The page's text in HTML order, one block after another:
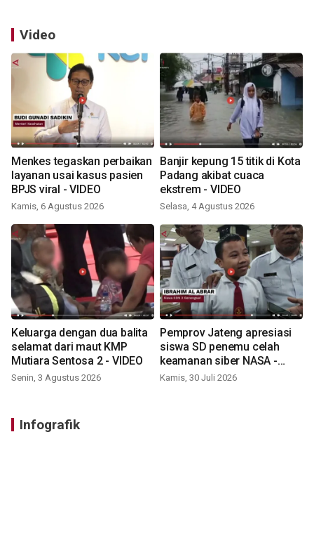
Video
Menkes tegaskan perbaikan
layanan usai kasus pasien
BPJS viral - VIDEO
Kamis, 6 Agustus 2026
Banjir kepung 15 titik di Kota
Padang akibat cuaca
ekstrem - VIDEO
Selasa, 4 Agustus 2026
Keluarga dengan dua balita
selamat dari maut KMP
Mutiara Sentosa 2 - VIDEO
Senin, 3 Agustus 2026
Pemprov Jateng apresiasi
siswa SD penemu celah
keamanan siber NASA -
VIDEO
Kamis, 30 Juli 2026
Infografik